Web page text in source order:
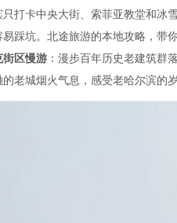
卡中央大街、索菲亚教堂和冰
踩坑。北途旅游的本地攻略，带
区慢游 ：漫步百年历史老建筑群
老城烟火气息，感受老哈尔滨的